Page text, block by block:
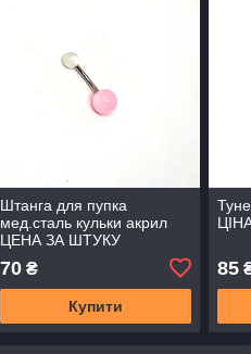
Штанга для пупка
мед.сталь кульки акрил
ЦЕНА ЗА ШТУКУ
70₴
Купити
85